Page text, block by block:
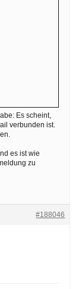
Es scheint,
verbunden ist.
es ist wie
zu
#188046